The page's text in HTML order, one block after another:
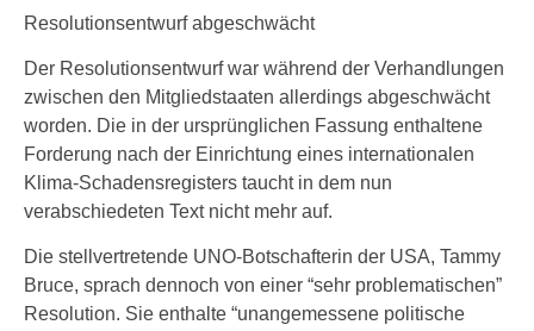
Resolutionsentwurf abgeschwächt
Der Resolutionsentwurf war während der Verhandlungen
zwischen den Mitgliedstaaten allerdings abgeschwächt
worden. Die in der ursprünglichen Fassung enthaltene
Forderung nach der Einrichtung eines internationalen
Klima-Schadensregisters taucht in dem nun
verabschiedeten Text nicht mehr auf.
Die stellvertretende UNO-Botschafterin der USA, Tammy
Bruce, sprach dennoch von einer “sehr problematischen”
Resolution. Sie enthalte “unangemessene politische